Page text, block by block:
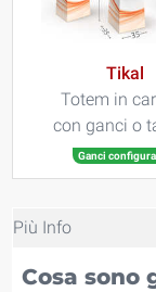
Tikal
Totem in
con ganci o
Ganci
Più Info
Cosa sono